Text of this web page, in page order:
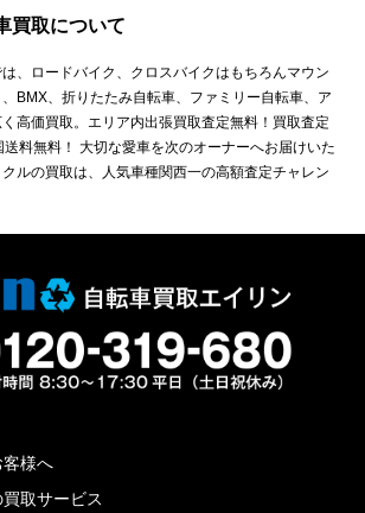
買取について
、ロードバイク、クロスバイクはもちろんマウン
BMX、折りたたみ自転車、ファミリー自転車、ア
高価買取。エリア内出張買取査定無料！買取査定
料無料！ 大切な愛車を次のオーナーへお届けいた
ルの買取は、人気車種関西一の高額査定チャレン
様へ
取サービス